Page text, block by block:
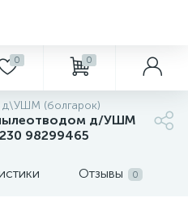
0 0
(болгарок)
д/УШМ
98299465
Отзывы 0